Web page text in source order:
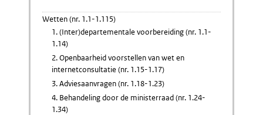
Wetten (nr. 1.1-1.115)
1. (Inter)departementale voorbereiding (nr. 1.1-
1.14)
2. Openbaarheid voorstellen van wet en
internetconsultatie (nr. 1.15-1.17)
3. Adviesaanvragen (nr. 1.18-1.23)
4. Behandeling door de ministerraad (nr. 1.24-
1.34)